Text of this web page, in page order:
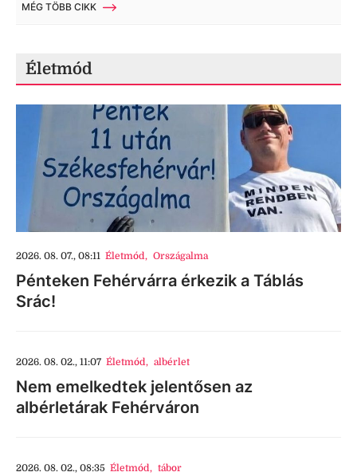
MÉG TÖBB CIKK
Életmód
2026. 08. 07., 08:11 Életmód, Országalma
Pénteken Fehérvárra érkezik a Táblás
Srác!
2026. 08. 02., 11:07 Életmód, albérlet
Nem emelkedtek jelentősen az
albérletárak Fehérváron
2026. 08. 02., 08:35 Életmód, tábor